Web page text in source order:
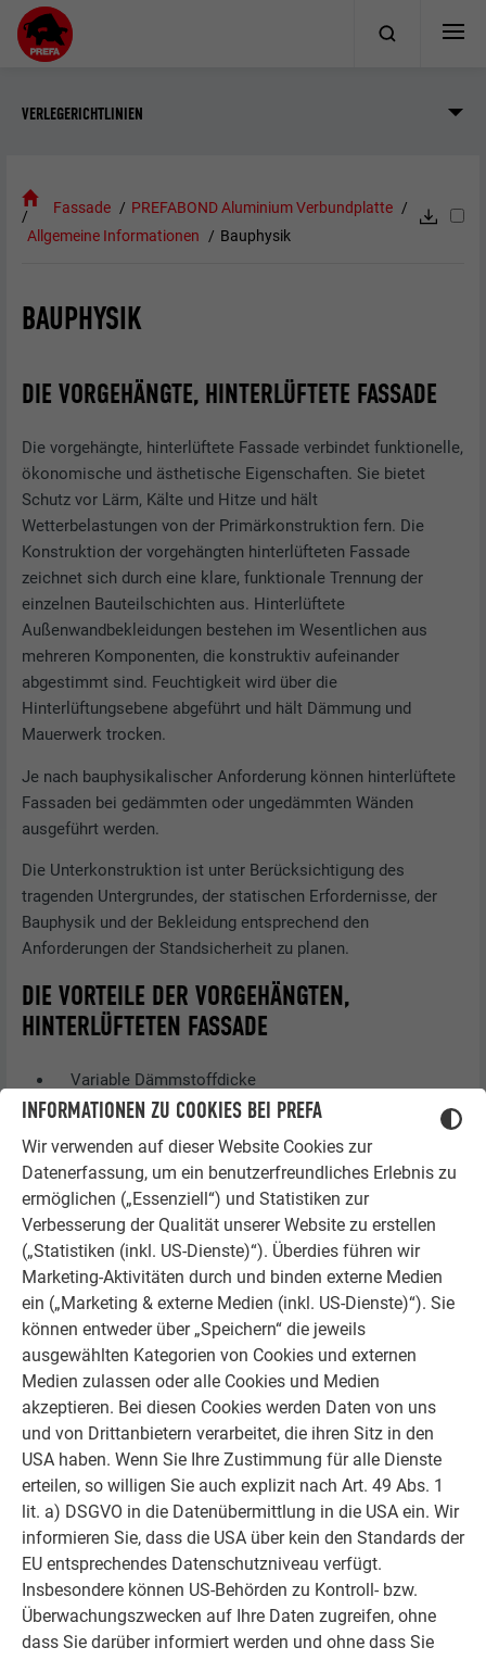
INFORMATIONEN ZU COOKIES BEI PREFA
Wir verwenden auf dieser Website Cookies zur
Datenerfassung, um ein benutzerfreundliches Erlebnis zu
ermöglichen („Essenziell“) und Statistiken zur
Verbesserung der Qualität unserer Website zu erstellen
(„Statistiken (inkl. US-Dienste)“). Überdies führen wir
Marketing-Aktivitäten durch und binden externe Medien
ein („Marketing & externe Medien (inkl. US-Dienste)“). Sie
können entweder über „Speichern“ die jeweils
ausgewählten Kategorien von Cookies und externen
Medien zulassen oder alle Cookies und Medien
akzeptieren. Bei diesen Cookies werden Daten von uns
und von Drittanbietern verarbeitet, die ihren Sitz in den
USA haben. Wenn Sie Ihre Zustimmung für alle Dienste
erteilen, so willigen Sie auch explizit nach Art. 49 Abs. 1
lit. a) DSGVO in die Datenübermittlung in die USA ein. Wir
informieren Sie, dass die USA über kein den Standards der
EU entsprechendes Datenschutzniveau verfügt.
Insbesondere können US-Behörden zu Kontroll- bzw.
Überwachungszwecken auf Ihre Daten zugreifen, ohne
dass Sie darüber informiert werden und ohne dass Sie
VERLEGERICHTLINIEN
Fassade
PREFABOND Aluminium Verbundplatte
Allgemeine Informationen
Bauphysik
BAUPHYSIK
DIE VORGEHÄNGTE, HINTERLÜFTETE FASSADE
Die vorgehängte, hinterlüftete Fassade verbindet funktionelle,
ökonomische und ästhetische Eigenschaften. Sie bietet
Schutz vor Lärm, Kälte und Hitze und hält
Wetterbelastungen von der Primärkonstruktion fern. Die
Konstruktion der vorgehängten hinterlüfteten Fassade
zeichnet sich durch eine klare, funktionale Trennung der
einzelnen Bauteilschichten aus. Hinterlüftete
Außenwandbekleidungen bestehen im Wesentlichen aus
mehreren Komponenten, die konstruktiv aufeinander
abgestimmt sind. Feuchtigkeit wird über die
Hinterlüftungsebene abgeführt und hält Dämmung und
Mauerwerk trocken.
Je nach bauphysikalischer Anforderung können hinterlüftete
Fassaden bei gedämmten oder ungedämmten Wänden
ausgeführt werden.
Die Unterkonstruktion ist unter Berücksichtigung des
tragenden Untergrundes, der statischen Erfordernisse, der
Bauphysik und der Bekleidung entsprechend den
Anforderungen der Standsicherheit zu planen.
DIE VORTEILE DER VORGEHÄNGTEN,
HINTERLÜFTETEN FASSADE
Variable Dämmstoffdicke
Problemloser Ausgleich der Bausubstanz (optimal bei
Montage auf jedem Untergrund möglich durch
verschiedene Verankerungselemente
Langlebigkeit und Dauerhaftigkeit